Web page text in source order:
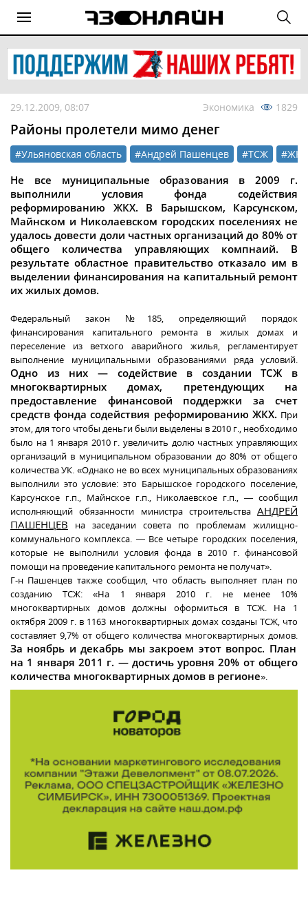
29.12.2009, 08:07 Экономика 1829
Районы пролетели мимо денег
#Ульяновская область #Андрей Пашенцев #ТСЖ #ЖКХ
Не все муниципальные образования в 2009 г.
выполнили условия фонда содействия
реформированию ЖКХ. В Барышском, Карсунском,
Майнском и Николаевском городских поселениях не
удалось довести доли частных организаций до 80% от
общего количества управляющих компнаий. В
результате областное правительство отказало им в
выделении финансирования на капитальный ремонт
их жилых домов.
Федеральный закон №185, определяющий порядок
финансирования капитального ремонта в жилых домах и
переселение из ветхого аварийного жилья, регламентирует
выполнение муниципальными образованиями ряда условий.
Одно из них — содействие в создании ТСЖ в
многоквартирных домах, претендующих на
предоставление финансовой поддержки за счет
средств фонда содействия реформированию ЖКХ. При
этом, для того чтобы деньги были выделены в 2010 г., необходимо
было на 1 января 2010 г. увеличить долю частных управляющих
организаций в муниципальном образовании до 80% от общего
количества УК. «Однако не во всех муниципальных образованиях
выполнили это условие: это Барышское городского поселение,
Карсунское г.п., Майнское г.п., Николаевское г.п., — сообщил
исполняющий обязанности министра строительства АНДРЕЙ
ПАШЕНЦЕВ на заседании совета по проблемам жилищно-
коммунального комплекса. — Все четыре городских поселения,
которые не выполнили условия фонда в 2010 г. финансовой
помощи на проведение капитального ремонта не получат».
Г-н Пашенцев также сообщил, что область выполняет план по
созданию ТСЖ: «На 1 января 2010 г. не менее 10%
многоквартирных домов должны оформиться в ТСЖ. На 1
октября 2009 г. в 1163 многоквартирных домах созданы ТСЖ, что
составляет 9,7% от общего количества многоквартирных домов.
За ноябрь и декабрь мы закроем этот вопрос. План
на 1 января 2011 г. — достичь уровня 20% от общего
количества многоквартирных домов в регионе».